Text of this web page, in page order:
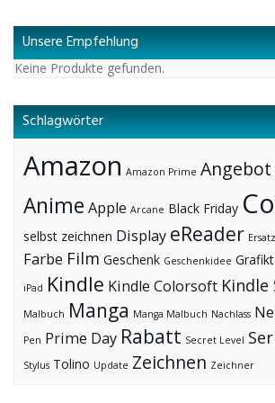
Unsere Empfehlung
Keine Produkte gefunden.
Schlagwörter
Amazon Amazon Prime Angebot
Anime Apple Arcane Black Friday
selbst zeichnen Display eReader
Farbe Film Geschenk Geschenkidee
iPad Kindle Kindle Colorsoft Kindle
Malbuch Manga Manga Malbuch Nachlass
Pen Prime Day Rabatt Secret Level
Stylus Tolino Update Zeichnen Zeichner